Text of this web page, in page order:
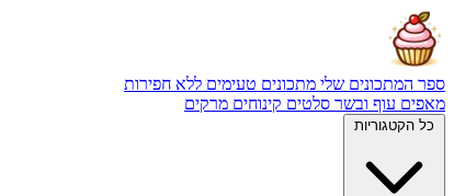
ספר המתכונים שלי מתכונים טעימים ללא חפירות
מאפים עוף ובשר סלטים קינוחים מרקים
כל הקטגוריות